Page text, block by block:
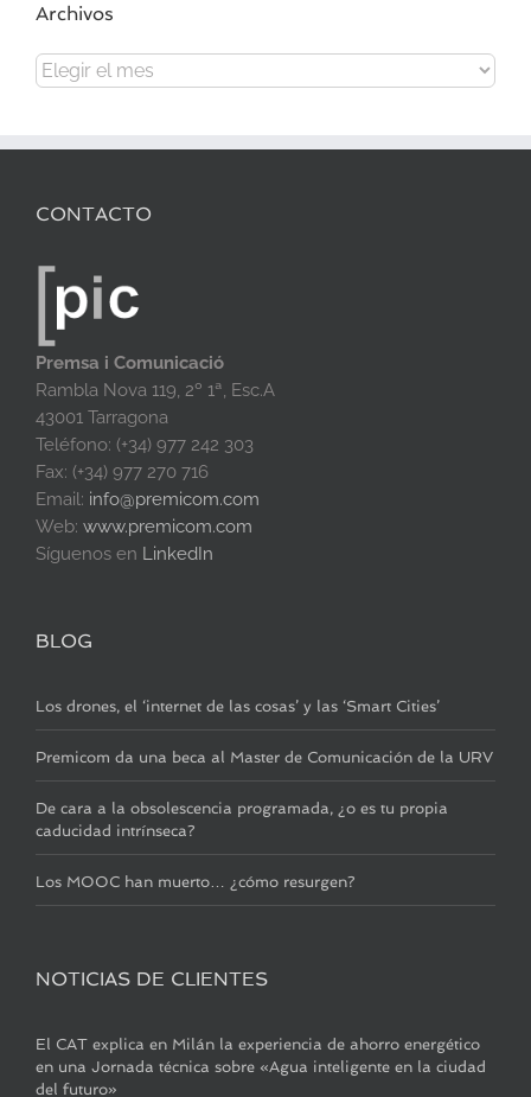
Archivos
Archivos
CONTACTO
Premsa i Comunicació
Rambla Nova 119, 2º 1ª, Esc.A
43001 Tarragona
Teléfono: (+34) 977 242 303
Fax: (+34) 977 270 716
Email: info@premicom.com
Web: www.premicom.com
Síguenos en LinkedIn
BLOG
Los drones, el ‘internet de las cosas’ y las ‘Smart Cities’
Premicom da una beca al Master de Comunicación de la URV
De cara a la obsolescencia programada, ¿o es tu propia
caducidad intrínseca?
Los MOOC han muerto… ¿cómo resurgen?
NOTICIAS DE CLIENTES
El CAT explica en Milán la experiencia de ahorro energético
en una Jornada técnica sobre «Agua inteligente en la ciudad
del futuro»